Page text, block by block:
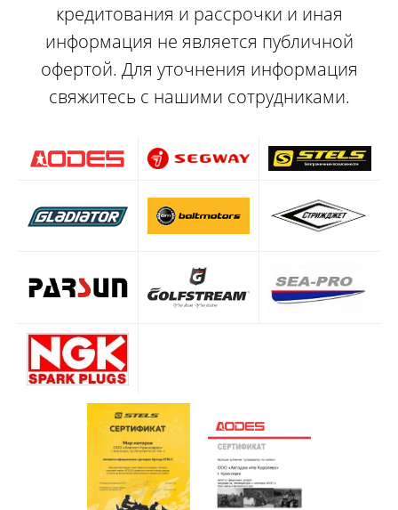
кредитования и рассрочки и иная
информация не является публичной
офертой. Для уточнения информация
свяжитесь с нашими сотрудниками.